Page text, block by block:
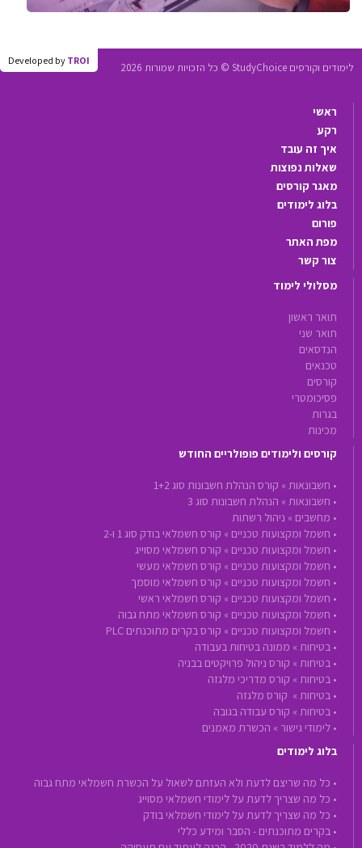
Developed by TROI
לימודים וקורסים StudyChoice © כל הזכויות שמורות 2026
ראשי
רקע
איך זה עובד
שאלות נפוצות
מאגר קורסים
בלוג לימודים
פורום
מפת האתר
צור קשר
מסלולי לימוד
תואר ראשון
תואר שני
הנדסאים
טכנאים
קורסים
פסיכומטרי
בגרות
מכינות
קורסים ולימודים פופולריים החודש
• חשבונאות » קורס הנהלת חשבונות סוג 1+2
• חשבונאות » הנהלת חשבונות סוג 3
• מחשבים » ניהול רשתות
• חשמל ומקצועות טכניים » קורס חשמלאי בודק סוג 1 ו-2
• חשמל ומקצועות טכניים » קורס חשמלאי מסוייג
• חשמל ומקצועות טכניים » קורס חשמלאי מעשי
• חשמל ומקצועות טכניים » קורס חשמלאי מוסמך
• חשמל ומקצועות טכניים » קורס חשמלאי ראשי
• חשמל ומקצועות טכניים » קורס חשמלאי מתח גבוה
• חשמל ומקצועות טכניים » קורס בקרים מתוכנתים PLC
• בטיחות » ממונה בטיחות בעבודה
• בטיחות » קורס ניהול פרויקטים בבניה
• בטיחות » קורס מדריכי מלגזה
• בטיחות » קורס מלגזה
• בטיחות » קורס עבודה בגובה
• לימודי גישור » הכשרת מאמנים
בלוג לימודים
• כל מה שריצם לדעת ולא העזתם לשאול על הכשרת חשמלאי מתח גבוה
• כל מה שצריך לדעת על לימודי חשמלאי מסוייג
• כל מה שצריך לדעת על לימודי חשמלאי בודק
• בקרים מתוכנתים - הסבר ומידע כללי